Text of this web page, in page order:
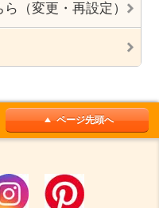
（変更・再設定）
ページ先頭へ